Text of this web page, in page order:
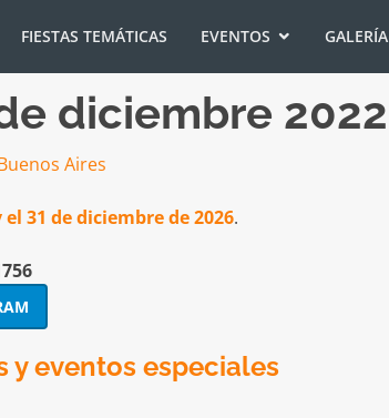
FIESTAS TEMÁTICAS EVENTOS GALERÍA
diciembre 2022
31 de diciembre de 2026.
y eventos especiales